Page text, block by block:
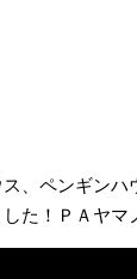
、ペンギンハ
た！ＰＡヤマ